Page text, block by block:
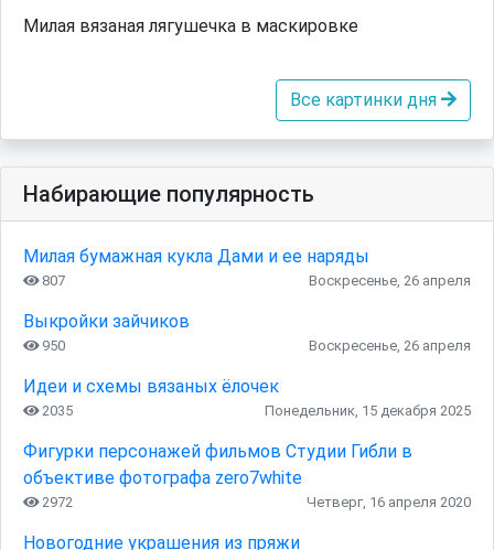
Милая вязаная лягушечка в маскировке
Все картинки дня
Набирающие популярность
Милая бумажная кукла Дами и ее наряды
807 Воскресенье, 26 апреля
Выкройки зайчиков
950 Воскресенье, 26 апреля
Идеи и схемы вязаных ёлочек
2035 Понедельник, 15 декабря 2025
Фигурки персонажей фильмов Студии Гибли в
объективе фотографа zero7white
2972 Четверг, 16 апреля 2020
Новогодние украшения из пряжи